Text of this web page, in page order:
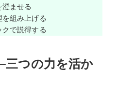
澄ませる
を組み上げる
クで説得する
つの力を活か